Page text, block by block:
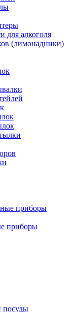
для алкоголя
(лимонадники)
приборы
приборы
посуды